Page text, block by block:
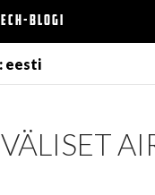
blogi
eesti